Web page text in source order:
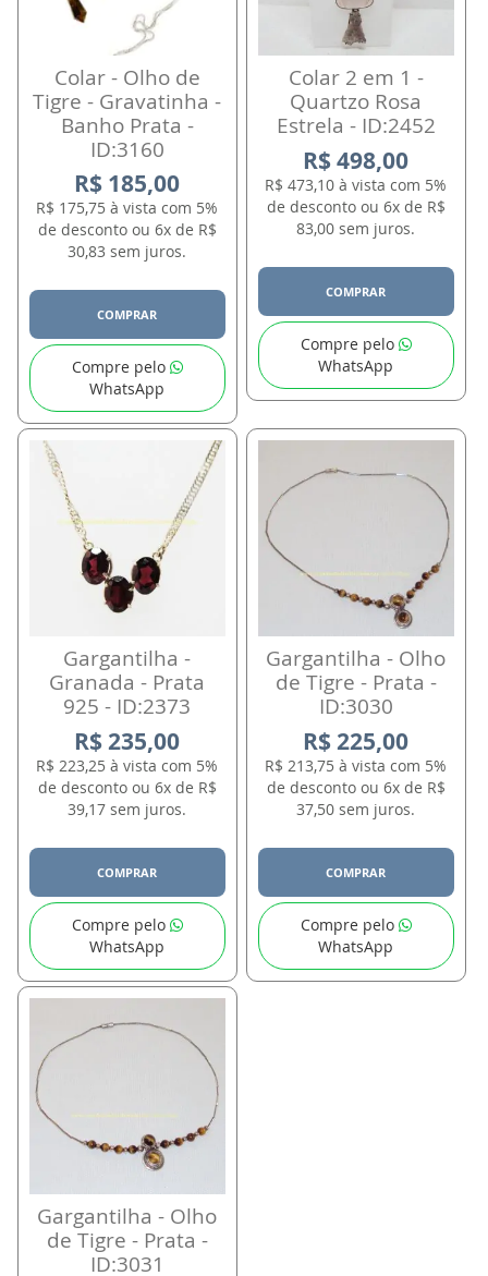
Colar - Olho de
Tigre - Gravatinha -
Banho Prata -
ID:3160
R$ 185,00
R$ 175,75 à vista com 5%
de desconto ou 6x de R$
30,83 sem juros.
COMPRAR
Compre pelo
WhatsApp
Colar 2 em 1 -
Quartzo Rosa
Estrela - ID:2452
R$ 498,00
R$ 473,10 à vista com 5%
de desconto ou 6x de R$
83,00 sem juros.
COMPRAR
Compre pelo
WhatsApp
Gargantilha -
Granada - Prata
925 - ID:2373
R$ 235,00
R$ 223,25 à vista com 5%
de desconto ou 6x de R$
39,17 sem juros.
COMPRAR
Compre pelo
WhatsApp
Gargantilha - Olho
de Tigre - Prata -
ID:3030
R$ 225,00
R$ 213,75 à vista com 5%
de desconto ou 6x de R$
37,50 sem juros.
COMPRAR
Compre pelo
WhatsApp
Gargantilha - Olho
de Tigre - Prata -
ID:3031